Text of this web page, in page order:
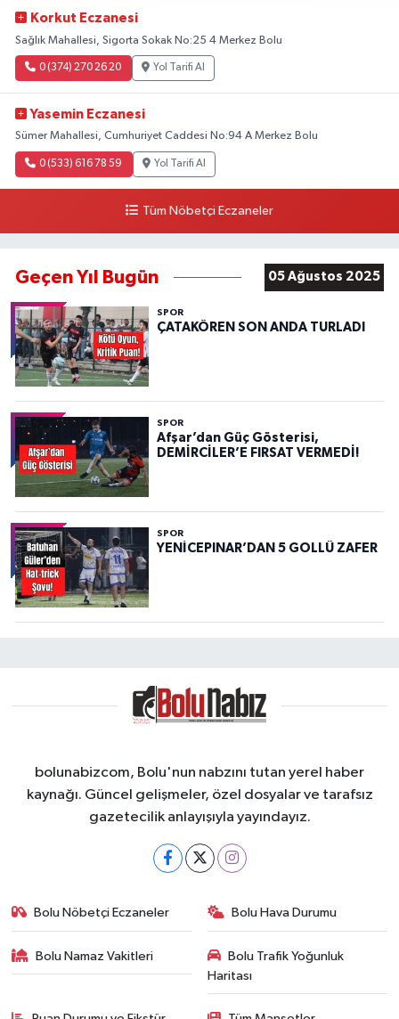
Korkut Eczanesi
Sağlık Mahallesi, Sigorta Sokak No:25 4 Merkez Bolu
0 (374) 270 26 20 Yol Tarifi Al
Yasemin Eczanesi
Sümer Mahallesi, Cumhuriyet Caddesi No:94 A Merkez Bolu
0 (533) 616 78 59 Yol Tarifi Al
Tüm Nöbetçi Eczaneler
Geçen Yıl Bugün 05 Ağustos 2025
SPOR
ÇATAKÖREN SON ANDA TURLADI
SPOR
Afşar’dan Güç Gösterisi,
DEMİRCİLER’E FIRSAT VERMEDİ!
SPOR
YENİCEPINAR’DAN 5 GOLLÜ ZAFER
bolunabizcom, Bolu'nun nabzını tutan yerel haber
kaynağı. Güncel gelişmeler, özel dosyalar ve tarafsız
gazetecilik anlayışıyla yayındayız.
Bolu Nöbetçi Eczaneler Bolu Hava Durumu
Bolu Namaz Vakitleri
Bolu Trafik Yoğunluk
Haritası